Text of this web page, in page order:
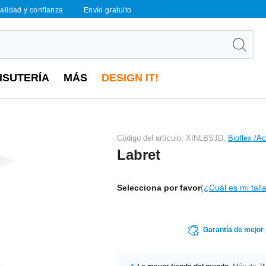
y confianza Envío gratuito
MÁS DESIGN IT!
Código del artículo: XINLBSJD, Bioflex /
Labret
Selecciona por favor(¿Cuál es mi
Garantía de